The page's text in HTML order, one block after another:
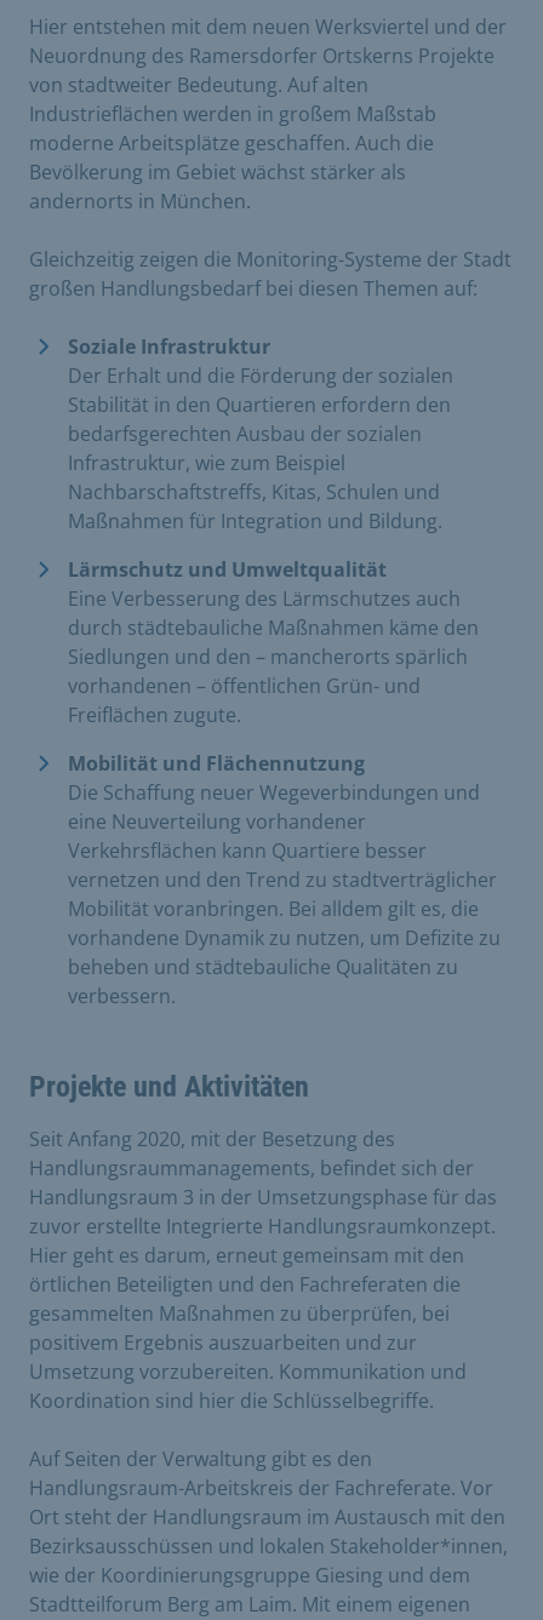
Hier entstehen mit dem neuen Werksviertel und der
Neuordnung des Ramersdorfer Ortskerns Projekte
von stadtweiter Bedeutung. Auf alten
Industrieflächen werden in großem Maßstab
moderne Arbeitsplätze geschaffen. Auch die
Bevölkerung im Gebiet wächst stärker als
andernorts in München.
Gleichzeitig zeigen die Monitoring-Systeme der Stadt
großen Handlungsbedarf bei diesen Themen auf:
Soziale Infrastruktur
Der Erhalt und die Förderung der sozialen
Stabilität in den Quartieren erfordern den
bedarfsgerechten Ausbau der sozialen
Infrastruktur, wie zum Beispiel
Nachbarschaftstreffs, Kitas, Schulen und
Maßnahmen für Integration und Bildung.
Lärmschutz und Umweltqualität
Eine Verbesserung des Lärmschutzes auch
durch städtebauliche Maßnahmen käme den
Siedlungen und den – mancherorts spärlich
vorhandenen – öffentlichen Grün- und
Freiflächen zugute.
Mobilität und Flächennutzung
Die Schaffung neuer Wegeverbindungen und
eine Neuverteilung vorhandener
Verkehrsflächen kann Quartiere besser
vernetzen und den Trend zu stadtverträglicher
Mobilität voranbringen. Bei alldem gilt es, die
vorhandene Dynamik zu nutzen, um Defizite zu
beheben und städtebauliche Qualitäten zu
verbessern.
Projekte und Aktivitäten
Seit Anfang 2020, mit der Besetzung des
Handlungsraummanagements, befindet sich der
Handlungsraum 3 in der Umsetzungsphase für das
zuvor erstellte Integrierte Handlungsraumkonzept.
Hier geht es darum, erneut gemeinsam mit den
örtlichen Beteiligten und den Fachreferaten die
gesammelten Maßnahmen zu überprüfen, bei
positivem Ergebnis auszuarbeiten und zur
Umsetzung vorzubereiten. Kommunikation und
Koordination sind hier die Schlüsselbegriffe.
Auf Seiten der Verwaltung gibt es den
Handlungsraum-Arbeitskreis der Fachreferate. Vor
Ort steht der Handlungsraum im Austausch mit den
Bezirksausschüssen und lokalen Stakeholder*innen,
wie der Koordinierungsgruppe Giesing und dem
Stadtteilforum Berg am Laim. Mit einem eigenen